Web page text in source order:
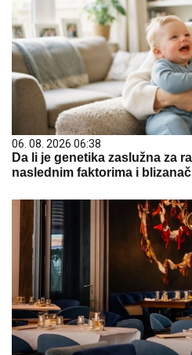
06. 08. 2026 06:38
Da li je genetika zaslužna za
naslednim faktorima i